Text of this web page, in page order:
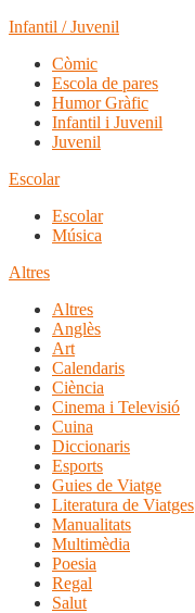
Infantil / Juvenil
Còmic
Escola de pares
Humor Gràfic
Infantil i Juvenil
Juvenil
Escolar
Escolar
Música
Altres
Altres
Anglès
Art
Calendaris
Ciència
Cinema i Televisió
Cuina
Diccionaris
Esports
Guies de Viatge
Literatura de Viatges
Manualitats
Multimèdia
Poesia
Regal
Salut